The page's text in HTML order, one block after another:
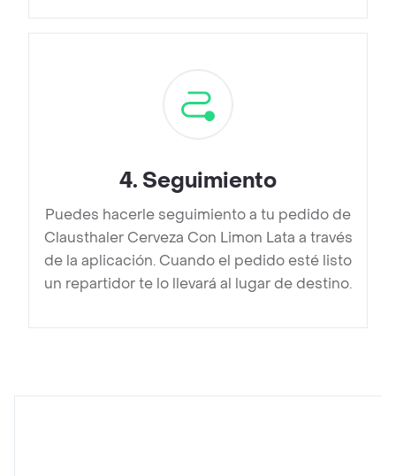
4. Seguimiento
Puedes hacerle seguimiento a tu pedido de
Clausthaler Cerveza Con Limon Lata a través
de la aplicación. Cuando el pedido esté listo
un repartidor te lo llevará al lugar de destino.